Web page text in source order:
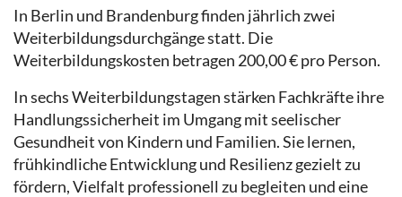
In Berlin und Brandenburg finden jährlich zwei
Weiterbildungsdurchgänge statt. Die
Weiterbildungskosten betragen 200,00 € pro Person.
In sechs Weiterbildungstagen stärken Fachkräfte ihre
Handlungssicherheit im Umgang mit seelischer
Gesundheit von Kindern und Familien. Sie lernen,
frühkindliche Entwicklung und Resilienz gezielt zu
fördern, Vielfalt professionell zu begleiten und eine